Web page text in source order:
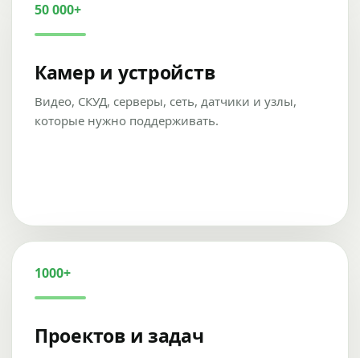
50 000+
Камер и устройств
Видео, СКУД, серверы, сеть, датчики и узлы,
которые нужно поддерживать.
1000+
Проектов и задач